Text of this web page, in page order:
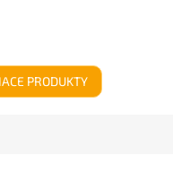
PRODUKTY